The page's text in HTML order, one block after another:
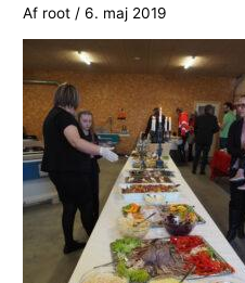
Af root /6. maj 2019